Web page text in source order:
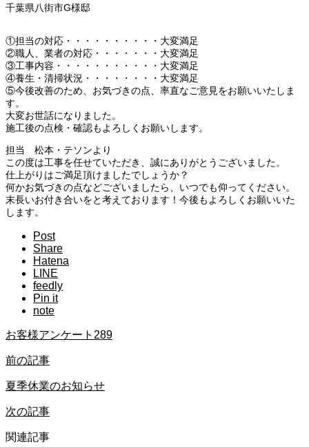
千葉県八街市G様邸
①担当の対応・・・・・・・・・・大変満足
②職人、業者の対応・・・・・・・大変満足
③工事内容・・・・・・・・・・・大変満足
④養生・清掃状況・・・・・・・・大変満足
⑤今後改善のため、お気づきの点、率直なご意見をお願いいたしま
す。
大変お世話になりました。
施工後の点検・確認もよろしくお願いします。
担当 松本・テソンより
この度は工事を任せていただき、誠にありがとうございました。
仕上がりはご満足頂けましたでしょうか？
何かお気づきの点などございましたら、いつでも仰ってください。
末長いお付き合いをと考えております！今後もよろしくお願いいた
します。
Post
Share
Hatena
LINE
feedly
Pin it
note
お客様アンケート289
前の記事
夏季休業のお知らせ
次の記事
関連記事